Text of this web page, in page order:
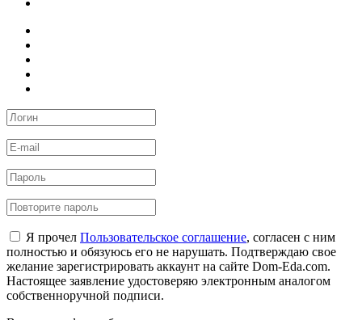
Я прочел Пользовательское соглашение, согласен с ним
полностью и обязуюсь его не нарушать. Подтверждаю свое
желание зарегистрировать аккаунт на сайте Dom-Eda.com.
Настоящее заявление удостоверяю электронным аналогом
собственноручной подписи.